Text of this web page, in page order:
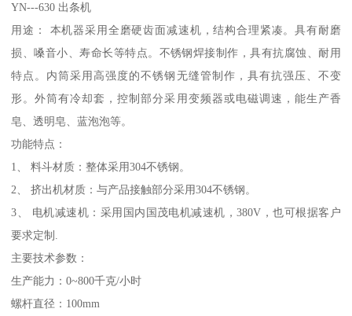
YN---630 出条机
用途： 本机器采用全磨硬齿面减速机，结构合理紧凑。具有耐磨
损、嗓音小、寿命长等特点。不锈钢焊接制作，具有抗腐蚀、耐用
特点。内筒采用高强度的不锈钢无缝管制作，具有抗强压、不变
形。外筒有冷却套，控制部分采用变频器或电磁调速，能生产香
皂、透明皂、蓝泡泡等。
功能特点：
1、 料斗材质：整体采用304不锈钢。
2、 挤出机材质：与产品接触部分采用304不锈钢。
3、 电机减速机：采用国内国茂电机减速机，380V，也可根据客户
要求定制.
主要技术参数：
生产能力：0~800千克/小时
螺杆直径：100mm